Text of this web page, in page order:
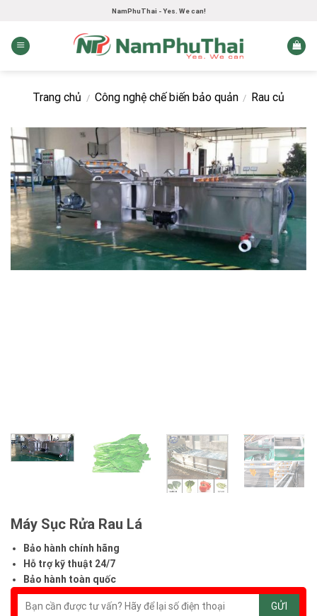
content
NamPhuThai - Yes. We can!
Trang chủ / Công nghệ chế biến bảo quản / Rau củ
Máy Sục Rửa Rau Lá
Bảo hành chính hãng
Hỗ trợ kỹ thuật 24/7
Bảo hành toàn quốc